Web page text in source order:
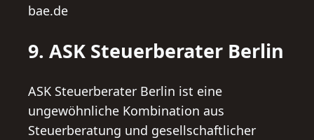
bae.de
9. ASK Steuerberater Berlin
ASK Steuerberater Berlin ist eine
ungewöhnliche Kombination aus
Steuerberatung und gesellschaftlicher